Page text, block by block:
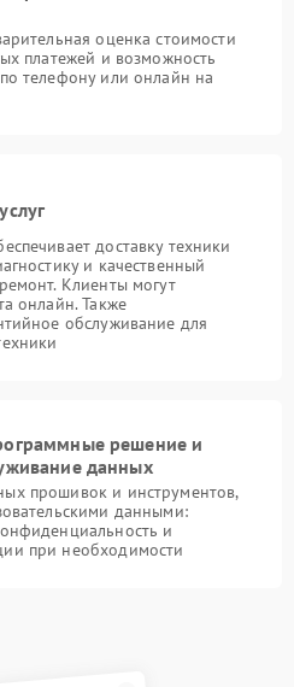
оценка стоимости
платежей и возможность
телефону или онлайн на
доставку техники
и качественный
Клиенты могут
онлайн. Также
обслуживание для
решение и
данных
прошивок и инструментов,
данными:
и
при необходимости